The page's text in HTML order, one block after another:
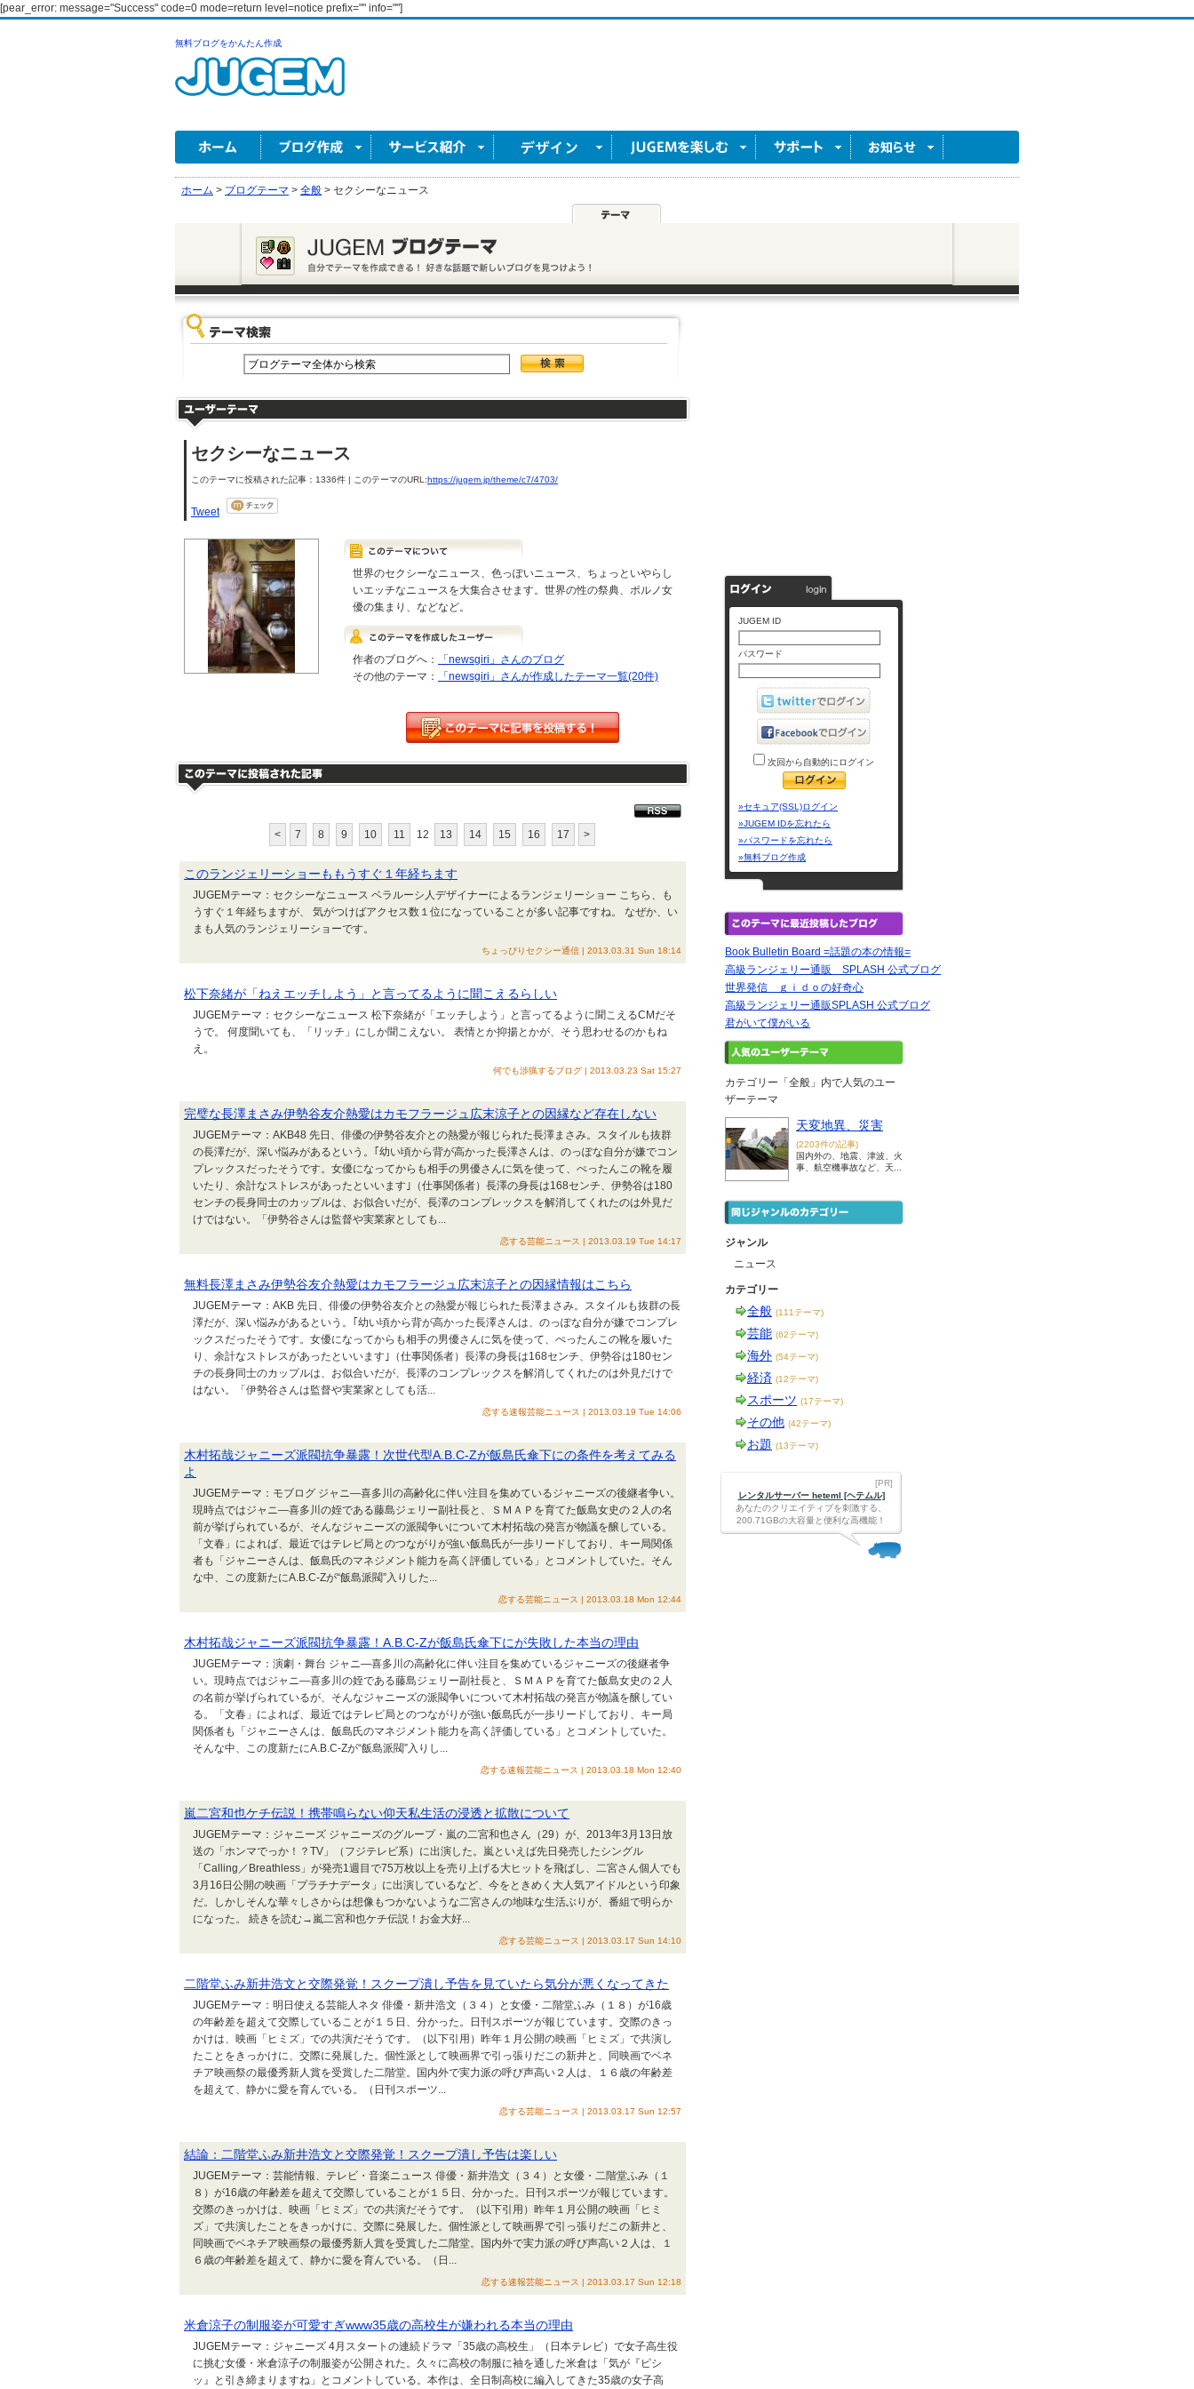
[pear_error: message="Success" code=0 mode=return level=notice prefix="" info=""]
無料ブログをかんたん作成
ホーム > ブログテーマ > 全般 > セクシーなニュース
セクシーなニュース
このテーマに投稿された記事：1336件 | このテーマのURL:https://jugem.jp/theme/c7/4703/
Tweet
世界のセクシーなニュース、色っぽいニュース、ちょっといやらし
いエッチなニュースを大集合させます。世界の性の祭典、ポルノ女
優の集まり、などなど。
作者のブログへ：
「newsgiri」さんのブログ
その他のテーマ：
「newsgiri」さんが作成したテーマ一覧(20件)
< 7 8 9 10 11 12 13 14 15 16 17 >
このランジェリーショーももうすぐ１年経ちます
JUGEMテーマ：セクシーなニュース ベラルーシ人デザイナーによるランジェリーショー こちら、も
うすぐ１年経ちますが、 気がつけばアクセス数１位になっていることが多い記事ですね。 なぜか、い
まも人気のランジェリーショーです。
ちょっぴりセクシー通信 | 2013.03.31 Sun 18:14
松下奈緒が「ねえエッチしよう」と言ってるように聞こえるらしい
JUGEMテーマ：セクシーなニュース 松下奈緒が「エッチしよう」と言ってるように聞こえるCMだそ
うで。 何度聞いても、「リッチ」にしか聞こえない。 表情とか抑揚とかが、そう思わせるのかもね
え。
何でも渉猟するブログ | 2013.03.23 Sat 15:27
完璧な長澤まさみ伊勢谷友介熱愛はカモフラージュ広末涼子との因縁など存在しない
JUGEMテーマ：AKB48 先日、俳優の伊勢谷友介との熱愛が報じられた長澤まさみ。スタイルも抜群
の長澤だが、深い悩みがあるという。｢幼い頃から背が高かった長澤さんは、のっぽな自分が嫌でコン
プレックスだったそうです。女優になってからも相手の男優さんに気を使って、ぺったんこの靴を履
いたり、余計なストレスがあったといいます｣（仕事関係者）長澤の身長は168センチ、伊勢谷は180
センチの長身同士のカップルは、お似合いだが、長澤のコンプレックスを解消してくれたのは外見だ
けではない。「伊勢谷さんは監督や実業家としても...
恋する芸能ニュース | 2013.03.19 Tue 14:17
無料長澤まさみ伊勢谷友介熱愛はカモフラージュ広末涼子との因縁情報はこちら
JUGEMテーマ：AKB 先日、俳優の伊勢谷友介との熱愛が報じられた長澤まさみ。スタイルも抜群の長
澤だが、深い悩みがあるという。｢幼い頃から背が高かった長澤さんは、のっぽな自分が嫌でコンプレ
ックスだったそうです。女優になってからも相手の男優さんに気を使って、ぺったんこの靴を履いた
り、余計なストレスがあったといいます｣（仕事関係者）長澤の身長は168センチ、伊勢谷は180セン
チの長身同士のカップルは、お似合いだが、長澤のコンプレックスを解消してくれたのは外見だけで
はない。「伊勢谷さんは監督や実業家としても活...
恋する速報芸能ニュース | 2013.03.19 Tue 14:06
木村拓哉ジャニーズ派閥抗争暴露！次世代型A.B.C-Zが飯島氏傘下にの条件を考えてみる
よ
JUGEMテーマ：モブログ ジャニ―喜多川の高齢化に伴い注目を集めているジャニーズの後継者争い。
現時点ではジャニ―喜多川の姪である藤島ジェリー副社長と、ＳＭＡＰを育てた飯島女史の２人の名
前が挙げられているが、そんなジャニーズの派閥争いについて木村拓哉の発言が物議を醸している。
「文春」によれば、最近ではテレビ局とのつながりが強い飯島氏が一歩リードしており、キー局関係
者も「ジャニーさんは、飯島氏のマネジメント能力を高く評価している」とコメントしていた。そん
な中、この度新たにA.B.C-Zが“飯島派閥”入りした...
恋する芸能ニュース | 2013.03.18 Mon 12:44
木村拓哉ジャニーズ派閥抗争暴露！A.B.C-Zが飯島氏傘下にが失敗した本当の理由
JUGEMテーマ：演劇・舞台 ジャニ―喜多川の高齢化に伴い注目を集めているジャニーズの後継者争
い。現時点ではジャニ―喜多川の姪である藤島ジェリー副社長と、ＳＭＡＰを育てた飯島女史の２人
の名前が挙げられているが、そんなジャニーズの派閥争いについて木村拓哉の発言が物議を醸してい
る。「文春」によれば、最近ではテレビ局とのつながりが強い飯島氏が一歩リードしており、キー局
関係者も「ジャニーさんは、飯島氏のマネジメント能力を高く評価している」とコメントしていた。
そんな中、この度新たにA.B.C-Zが“飯島派閥”入りし...
恋する速報芸能ニュース | 2013.03.18 Mon 12:40
嵐二宮和也ケチ伝説！携帯鳴らない仰天私生活の浸透と拡散について
JUGEMテーマ：ジャニーズ ジャニーズのグループ・嵐の二宮和也さん（29）が、2013年3月13日放
送の「ホンマでっか！？TV」（フジテレビ系）に出演した。嵐といえば先日発売したシングル
「Calling／Breathless」が発売1週目で75万枚以上を売り上げる大ヒットを飛ばし、二宮さん個人でも
3月16日公開の映画「プラチナデータ」に出演しているなど、今をときめく大人気アイドルという印象
だ。しかしそんな華々しさからは想像もつかないような二宮さんの地味な生活ぶりが、番組で明らか
になった。 続きを読む→嵐二宮和也ケチ伝説！お金大好...
恋する芸能ニュース | 2013.03.17 Sun 14:10
二階堂ふみ新井浩文と交際発覚！スクープ潰し予告を見ていたら気分が悪くなってきた
JUGEMテーマ：明日使える芸能人ネタ 俳優・新井浩文（３４）と女優・二階堂ふみ（１８）が16歳
の年齢差を超えて交際していることが１５日、分かった。日刊スポーツが報じています。交際のきっ
かけは、映画「ヒミズ」での共演だそうです。（以下引用）昨年１月公開の映画「ヒミズ」で共演し
たことをきっかけに、交際に発展した。個性派として映画界で引っ張りだこの新井と、同映画でベネ
チア映画祭の最優秀新人賞を受賞した二階堂。国内外で実力派の呼び声高い２人は、１６歳の年齢差
を超えて、静かに愛を育んでいる。（日刊スポーツ...
恋する芸能ニュース | 2013.03.17 Sun 12:57
結論：二階堂ふみ新井浩文と交際発覚！スクープ潰し予告は楽しい
JUGEMテーマ：芸能情報、テレビ・音楽ニュース 俳優・新井浩文（３４）と女優・二階堂ふみ（１
８）が16歳の年齢差を超えて交際していることが１５日、分かった。日刊スポーツが報じています。
交際のきっかけは、映画「ヒミズ」での共演だそうです。（以下引用）昨年１月公開の映画「ヒミ
ズ」で共演したことをきっかけに、交際に発展した。個性派として映画界で引っ張りだこの新井と、
同映画でベネチア映画祭の最優秀新人賞を受賞した二階堂。国内外で実力派の呼び声高い２人は、１
６歳の年齢差を超えて、静かに愛を育んでいる。（日...
恋する速報芸能ニュース | 2013.03.17 Sun 12:18
米倉涼子の制服姿が可愛すぎwww35歳の高校生が嫌われる本当の理由
JUGEMテーマ：ジャニーズ 4月スタートの連続ドラマ「35歳の高校生」（日本テレビ）で女子高生役
に挑む女優・米倉涼子の制服姿が公開された。久々に高校の制服に袖を通した米倉は「気が『ピシ
ッ』と引き締まりますね」とコメントしている。本作は、全日制高校に編入してきた35歳の女子高
JUGEM ID
パスワード
次回から自動的にログイン
»セキュア(SSL)ログイン
»JUGEM IDを忘れたら
»パスワードを忘れたら
»無料ブログ作成
Book Bulletin Board =話題の本の情報=
高級ランジェリー通販 SPLASH 公式ブログ
世界発信 ｇｉｄｏの好奇心
高級ランジェリー通販SPLASH 公式ブログ
君がいて僕がいる
カテゴリー「全般」内で人気のユー
ザーテーマ
天変地異、災害
(2203件の記事)
国内外の、地震、津波、火
事、航空機事故など、天...
ジャンル
ニュース
カテゴリー
全般 (111テーマ)
芸能 (62テーマ)
海外 (54テーマ)
経済 (12テーマ)
スポーツ (17テーマ)
その他 (42テーマ)
お題 (13テーマ)
[PR]
レンタルサーバー heteml [ヘテムル]
あなたのクリエイティブを刺激する、
200.71GBの大容量と便利な高機能！